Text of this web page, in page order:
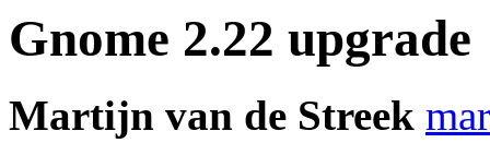
Gnome 2.22 upgrade
Martijn van de Streek